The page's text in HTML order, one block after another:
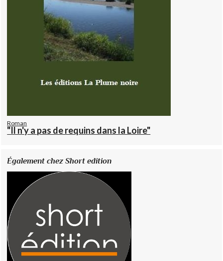
Roman
"Il n'y a pas de requins dans la Loire"
Également chez Short edition